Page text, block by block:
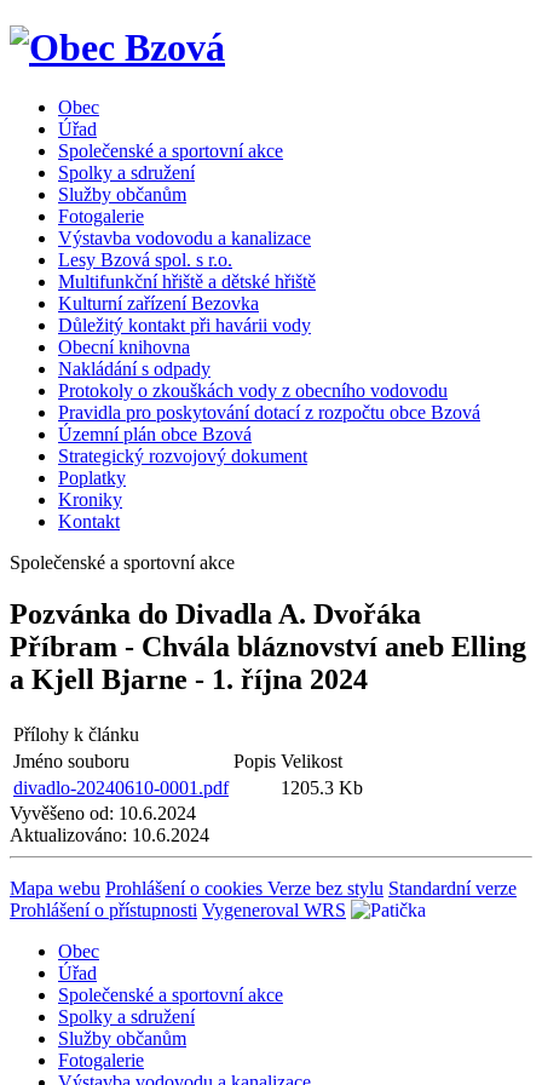
Obec
Úřad
Společenské a sportovní akce
Spolky a sdružení
Služby občanům
Fotogalerie
Výstavba vodovodu a kanalizace
Lesy Bzová spol. s r.o.
Multifunkční hřiště a dětské hřiště
Kulturní zařízení Bezovka
Důležitý kontakt při havárii vody
Obecní knihovna
Nakládání s odpady
Protokoly o zkouškách vody z obecního vodovodu
Pravidla pro poskytování dotací z rozpočtu obce Bzová
Územní plán obce Bzová
Strategický rozvojový dokument
Poplatky
Kroniky
Kontakt
Společenské a sportovní akce
Pozvánka do Divadla A. Dvořáka
Příbram - Chvála bláznovství aneb Elling
a Kjell Bjarne - 1. října 2024
Přílohy k článku
Jméno souboru
Popis Velikost
divadlo-20240610-0001.pdf
1205.3 Kb
Vyvěšeno od: 10.6.2024
Aktualizováno: 10.6.2024
Mapa webu Prohlášení o cookies Verze bez stylu Standardní verze
Prohlášení o přístupnosti Vygeneroval WRS
Obec
Úřad
Společenské a sportovní akce
Spolky a sdružení
Služby občanům
Fotogalerie